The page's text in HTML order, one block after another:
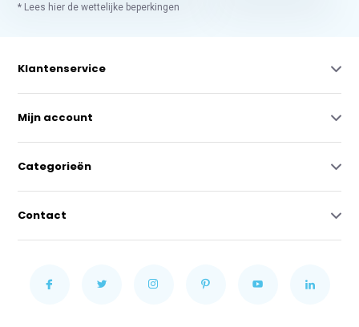
* Lees hier de wettelijke beperkingen
Klantenservice
Mijn account
Categorieën
Contact